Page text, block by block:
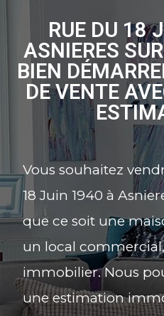
RUE DU 18
ASNIERES
BIEN
DE VENTE
Vous souhaitez
18 Juin 1940 à
que ce soit une
un local
immobilier. Nous
une estimation